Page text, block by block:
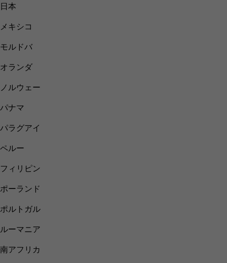
日本
メキシコ
モルドバ
オランダ
ノルウェー
パナマ
パラグアイ
ペルー
フィリピン
ポーランド
ポルトガル
ルーマニア
南アフリカ